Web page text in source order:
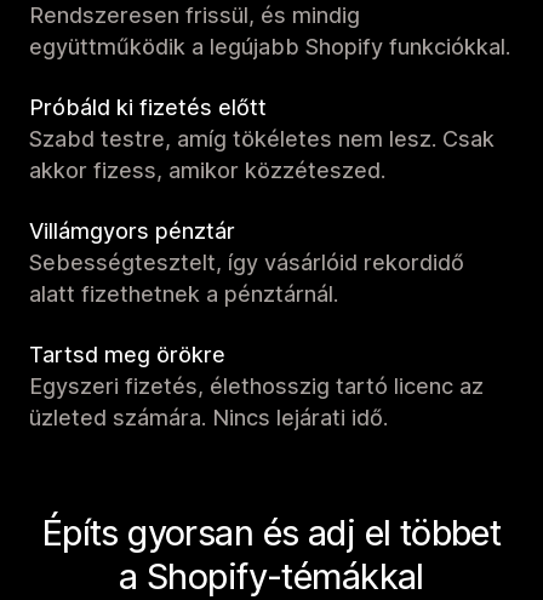
Rendszeresen frissül, és mindig
együttműködik a legújabb Shopify funkciókkal.
Próbáld ki fizetés előtt
Szabd testre, amíg tökéletes nem lesz. Csak
akkor fizess, amikor közzéteszed.
Villámgyors pénztár
Sebességtesztelt, így vásárlóid rekordidő
alatt fizethetnek a pénztárnál.
Tartsd meg örökre
Egyszeri fizetés, élethosszig tartó licenc az
üzleted számára. Nincs lejárati idő.
Építs gyorsan és adj el többet
a Shopify-témákkal